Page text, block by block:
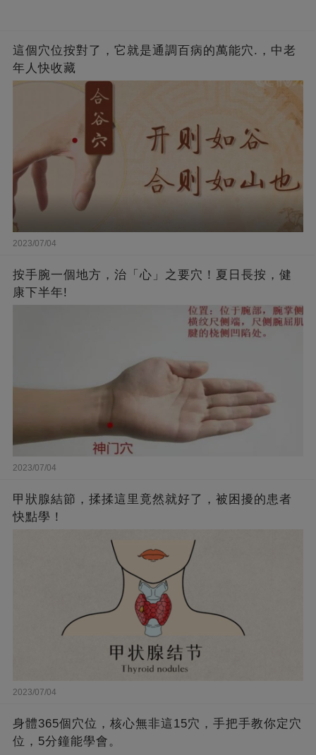
這個穴位按對了，它就是通調百病的萬能穴.，中老
年人快收藏
2023/07/04
按手腕一個地方，治「心」之要穴！夏日長按，健
康下半年!
2023/07/04
甲狀腺結節，揉揉這里竟然就好了，被困擾的患者
快點學！
2023/07/04
身體365個穴位，核心無非這15穴，手把手教你定穴
位，5分鐘能學會。